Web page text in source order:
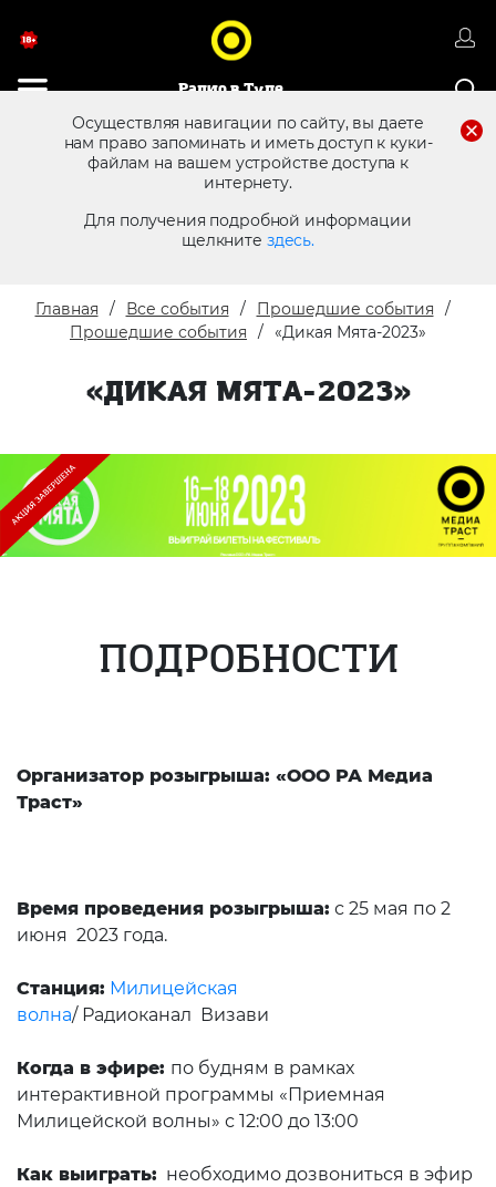
Радио в Туле
Осуществляя навигации по сайту, вы даете
нам право запоминать и иметь доступ к куки-
файлам на вашем устройстве доступа к
интернету.
Для получения подробной информации
щелкните здесь.
8 (4872) 250 470 Реклама в эфире
Главная Все события
Прошедшие события
Прошедшие события
«Дикая Мята-2023»
«ДИКАЯ МЯТА-2023»
ПОДРОБНОСТИ
Организатор розыгрыша: «ООО РА Медиа
Траст»
Время проведения розыгрыша: с 25 мая по 2
июня 2023 года.
Станция: Милицейская
волна/ Радиоканал Визави
Когда в эфире: по будням в рамках
интерактивной программы «Приемная
Милицейской волны» с 12:00 до 13:00
Как выиграть: необходимо дозвониться в эфир